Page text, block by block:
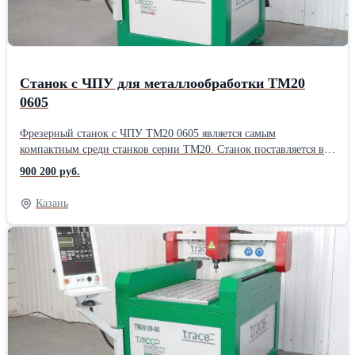
Станок c ЧПУ для металлообработки ТМ20
0605
Фрезерный станок с ЧПУ ТМ20 0605 является самым
компактным среди станков серии ТМ20. Станок поставляется в
варианте с Серво приводами и ЧПУ Delta Electronics Макс. ход
по оси Y: 600 мм Макс. ход по оси X: 500 мм Макс. ход по оси
Z: 250 мм Виды обрабатываемых материалов: сталь,
нержавеющая сталь, закаленная сталь, титан, латунь, бронза,
алюминий, дюралюминий Высота заготовки: 200 мм ЧПУ: Delta
Electronics Вес: 560 KgПроизводитель: Собственное
производство Назначение: По металлу Потребляемая мощность:
380 Вт Наличие ЧПУ: Да
900 200 руб.
Казань